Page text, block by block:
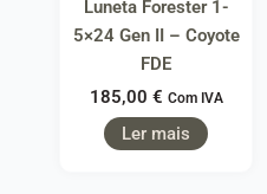
Luneta Forester 1-
5×24 Gen II – Coyote
FDE
185,00 € Com IVA
Ler mais